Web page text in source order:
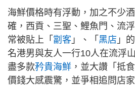
海鮮價格時有浮動，加之不少
確，西貢、三聖、鯉魚門、流
常被貼上「 劏客 」、「 黑店 」
名港男與友人一行10人在流浮
盡多款矜貴海鮮 ，並大讚「抵
價錢大感震驚，並爭相追問店家